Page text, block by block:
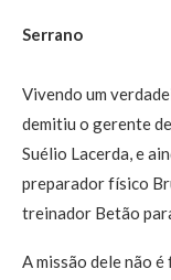
Serrano
Vivendo um
demitiu o gerente
Suélio Lacerda, e
preparador físico
treinador Betão
A missão dele não é